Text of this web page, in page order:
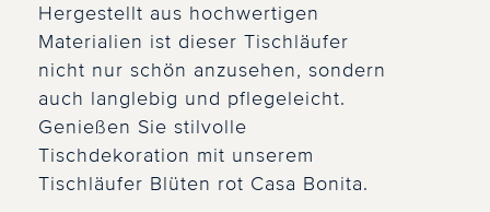
Hergestellt aus hochwertigen
Materialien ist dieser Tischläufer
nicht nur schön anzusehen, sondern
auch langlebig und pflegeleicht.
Genießen Sie stilvolle
Tischdekoration mit unserem
Tischläufer Blüten rot Casa Bonita.